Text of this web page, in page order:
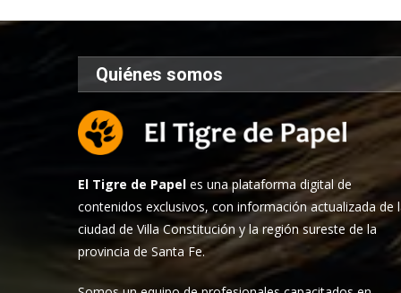
Quiénes somos
El Tigre de Papel es una plataforma digital de
contenidos exclusivos, con información actualizada de
ciudad de Villa Constitución y la región sureste de la
provincia de Santa Fe.